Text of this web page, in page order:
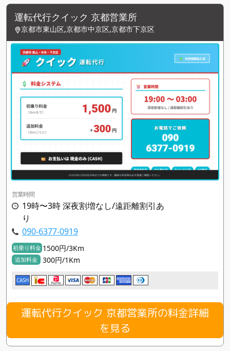
運転代行クイック 京都営業所
京都市東山区,京都市中京区,京都市下京区
営業時間
19時〜3時 深夜割増なし/遠距離割引あ
り
090-6377-0919
初乗り料金 1500円/3Km
追加料金 300円/1Km
CASH
運転代行クイック 京都営業所の料金詳細
を見る